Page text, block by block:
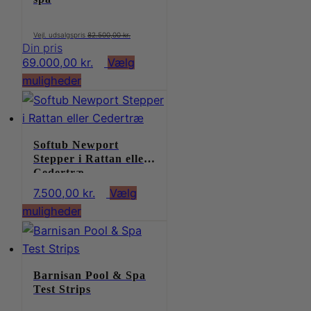
vælges
varesiden
82.500,00kr.
69.000,00 kr.
Vælg
mulighederDette
vare
har
varianter.
Mulighederne
kan
vælges
på
Softub Newport
Stepper i Rattan eller
Cedertræ
7.500,00 kr.
Vælg
mulighederDette
vare
varianter.
Barnisan Pool & Spa
Test Strips